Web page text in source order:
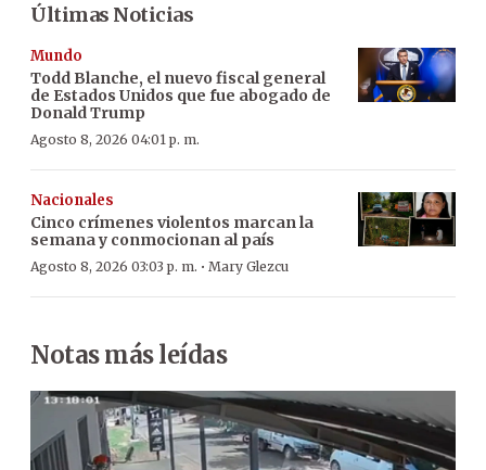
Últimas Noticias
Mundo
Todd Blanche, el nuevo fiscal general
de Estados Unidos que fue abogado de
Donald Trump
Agosto 8, 2026 04:01 p. m.
Nacionales
Cinco crímenes violentos marcan la
semana y conmocionan al país
Agosto 8, 2026 03:03 p. m. · Mary Glezcu
Notas más leídas